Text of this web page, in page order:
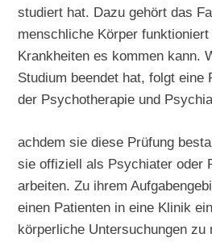
studiert hat. Dazu gehört das
menschliche Körper
Krankheiten es kommen kann.
Studium beendet hat, folgt eine
der Psychotherapie und
achdem sie diese Prüfung
sie offiziell als Psychiater oder
arbeiten. Zu ihrem
einen Patienten in eine Klinik
körperliche Untersuchungen zu